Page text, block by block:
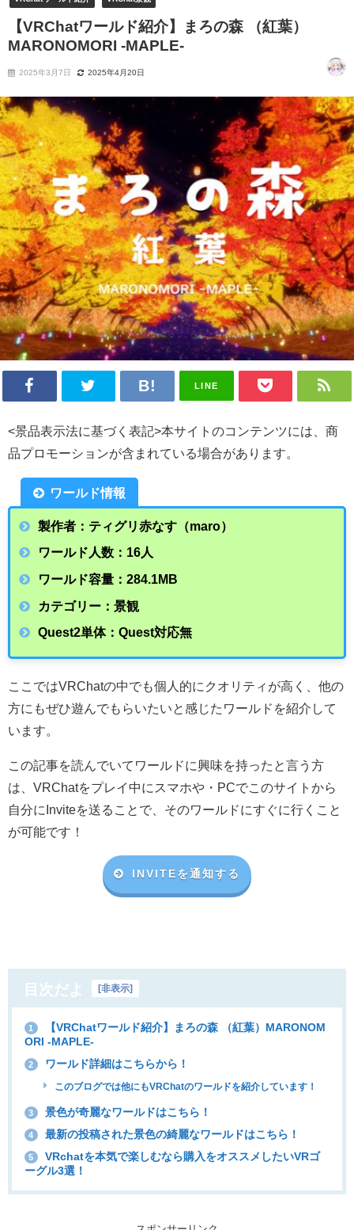
【VRChatワールド紹介】まろの森 （紅葉）
MARONOMORI -MAPLE-
2025年3月7日 2025年4月20日
LINE
<景品表示法に基づく表記>本サイトのコンテンツには、商
品プロモーションが含まれている場合があります。
ワールド情報
製作者：ティグリ赤なす（maro）
ワールド人数：16人
ワールド容量：284.1MB
カテゴリー：景観
Quest2単体：Quest対応無
ここではVRChatの中でも個人的にクオリティが高く、他の
方にもぜひ遊んでもらいたいと感じたワールドを紹介して
います。
この記事を読んでいてワールドに興味を持ったと言う方
は、VRChatをプレイ中にスマホや・ PCでこのサイトから
自分に Inviteを送ることで、そのワールドにすぐに行くこと
が可能です！
INVITEを通知する
目次だよ [非表示]
1
【VRChatワールド紹介】まろの森 （紅葉）MARONOM
ORI -MAPLE-
2 ワールド詳細はこちらから！
このブログでは他にもVRChatのワールドを紹介しています！
3 景色が奇麗なワールドはこちら！
4 最新の投稿された景色の綺麗なワールドはこちら！
5
VRchatを本気で楽しむなら購入をオススメしたいVRゴ
ーグル3選！